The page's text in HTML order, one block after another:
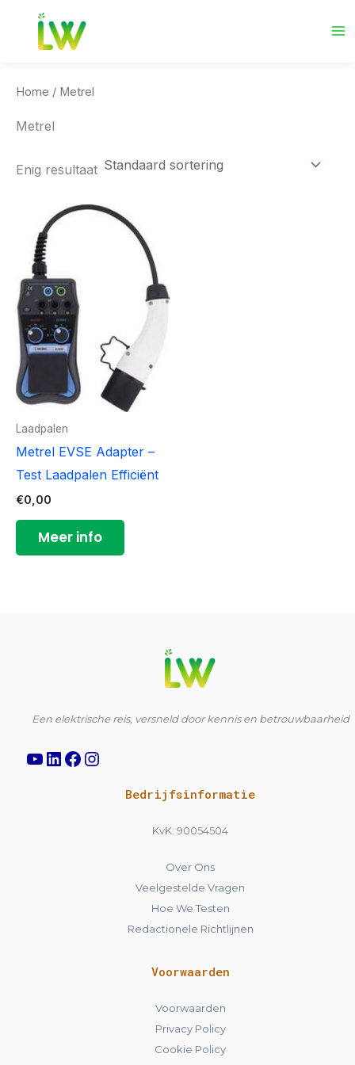
Home / Metrel
Metrel
Enig resultaat
Laadpalen
Metrel EVSE Adapter –
Test Laadpalen Efficiënt
€0,00
Meer info
Een elektrische reis, versneld door kennis en betrouwbaarheid
Instagram
Bedrijfsinformatie
KvK: 90054504
Over Ons
Veelgestelde Vragen
Hoe We Testen
Redactionele Richtlijnen
Voorwaarden
Voorwaarden
Privacy Policy
Cookie Policy